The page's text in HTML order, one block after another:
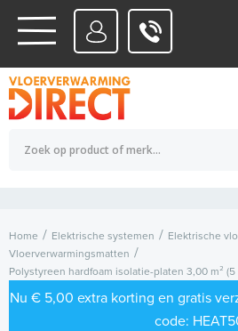
WATERSYSTEMEN
ELEKTRISCHE SYSTEMENTotaalbedrag (incl. BTW)
Home Elektrische systemen
Elektrische
Vloerverwarmingsmatten
Polystyreen hardfoam isolatie-platen 3,00 m² (5
Nu € 5,00 extra korting en gratis
code: